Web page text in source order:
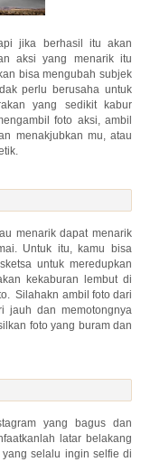
jika berhasil itu akan
aksi yang menarik itu
bisa mengubah subjek
perlu berusaha untuk
yang sedikit kabur
foto aksi, ambil
menakjubkan mu, atau
menarik dapat menarik
Untuk itu, kamu bisa
untuk meredupkan
kekaburan lembut di
Silahakn ambil foto dari
jauh dan memotongnya
foto yang buram dan
yang bagus dan
latar belakang
selalu ingin selfie di